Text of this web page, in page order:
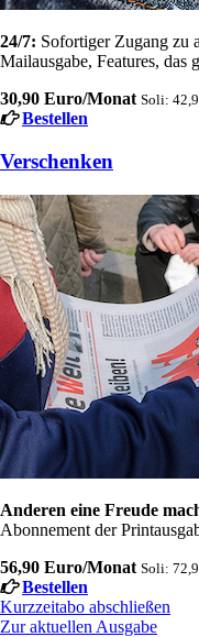
24/7: Sofortiger Zugang zu
Mailausgabe, Features, das
30,90 Euro/Monat Soli:
Bestellen
Verschenken
Anderen eine Freude
Abonnement der
56,90 Euro/Monat Soli:
Bestellen
Kurzzeitabo abschließen
Zur aktuellen Ausgabe